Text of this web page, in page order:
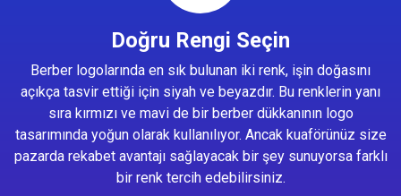
Doğru Rengi Seçin
Berber logolarında en sık bulunan iki renk, işin doğasını
açıkça tasvir ettiği için siyah ve beyazdır. Bu renklerin yanı
sıra kırmızı ve mavi de bir berber dükkanının logo
tasarımında yoğun olarak kullanılıyor. Ancak kuaförünüz size
pazarda rekabet avantajı sağlayacak bir şey sunuyorsa farklı
bir renk tercih edebilirsiniz.